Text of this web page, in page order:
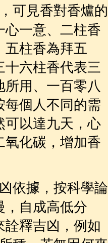
可見香對香爐的
一意、二柱香
五柱香為拜五
六柱香代表三
用、一百零八
個人不同的需
可以達九天，心
化碳，增加香
依據，按科學論
，自成高低分
釋吉凶，例如